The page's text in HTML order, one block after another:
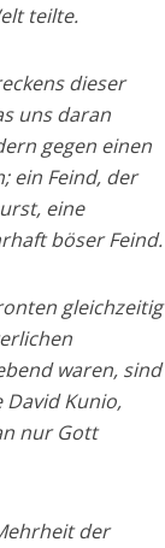
teilte.
dieser
uns daran
gegen einen
ein Feind, der
eine
böser Feind.
gleichzeitig
waren, sind
Kunio,
nur Gott
der